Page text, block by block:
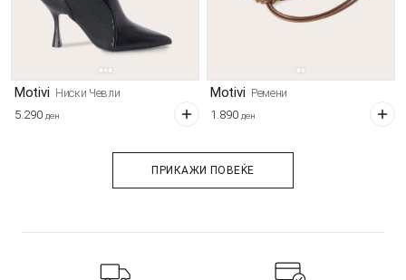
Motivi Ниски Чевли
5.290 ден
Motivi Ремени
1.890 ден
ПРИКАЖИ ПОВЕЌЕ